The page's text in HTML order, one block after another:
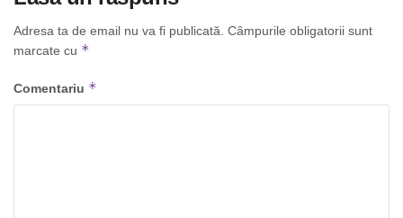
Adresa ta de email nu va fi publicată. Câmpurile obligatorii sunt
marcate cu *
Comentariu *